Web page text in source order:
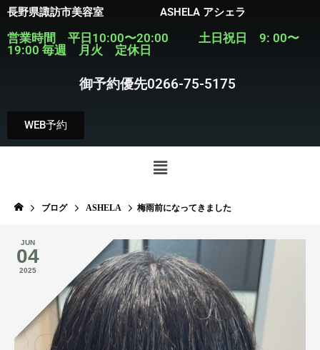
長野県諏訪市美容室 ASHELA アシェラ
営業時間 平日10:00〜20:00 土日祝日 9: 00〜
19:00 毎週 月火 定休日
御予約優先0266-75-5175
WEB予約
ブログ ASHELA 梅雨前になってきました
JUN
04
2025